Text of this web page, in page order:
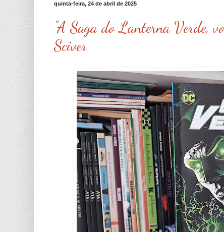
quinta-feira, 24 de abril de 2025
"A Saga do Lanterna Verde,
Sciver